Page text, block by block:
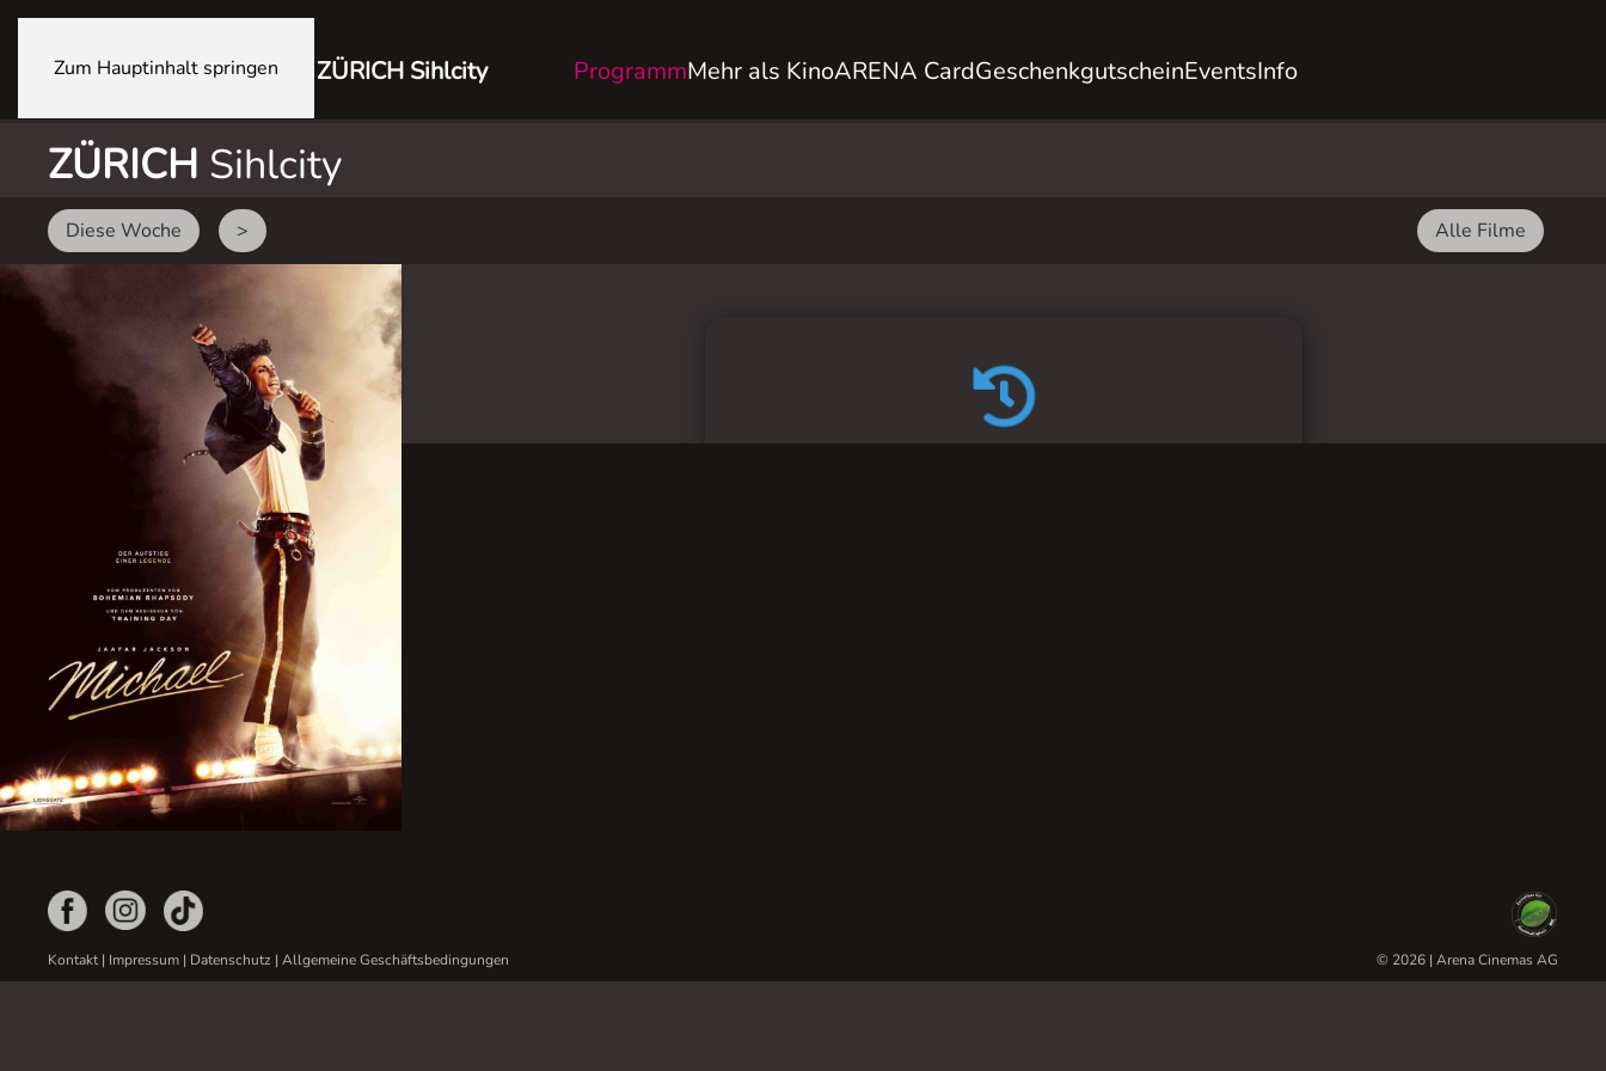
Zum Hauptinhalt springen ZÜRICH Sihlcity ProgrammMehr als KinoARENA CardGeschenkgutscheinEventsInfo
ZÜRICH Sihlcity
Diese Woche > Alle Filme
Kontakt| Impressum | Datenschutz | Allgemeine Geschäftsbedingungen © 2026 | Arena Cinemas AG